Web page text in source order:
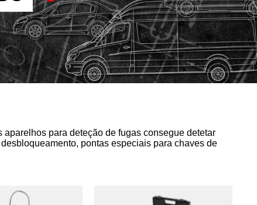
para deteção de fugas consegue detetar
pontas especiais para chaves de